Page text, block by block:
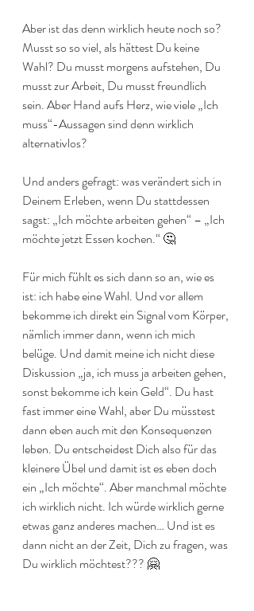
Aber ist das denn wirklich heute noch so?
Musst so so viel, als hättest Du keine
Wahl? Du musst morgens aufstehen, Du
musst zur Arbeit, Du musst freundlich
sein. Aber Hand aufs Herz, wie viele „Ich
muss“-Aussagen sind denn wirklich
alternativlos?
Und anders gefragt: was verändert sich in
Deinem Erleben, wenn Du stattdessen
sagst: „Ich möchte arbeiten gehen“ – „Ich
möchte jetzt Essen kochen.“ 🤔
Für mich fühlt es sich dann so an, wie es
ist: ich habe eine Wahl. Und vor allem
bekomme ich direkt ein Signal vom Körper,
nämlich immer dann, wenn ich mich
belüge. Und damit meine ich nicht diese
Diskussion „ja, ich muss ja arbeiten gehen,
sonst bekomme ich kein Geld“. Du hast
fast immer eine Wahl, aber Du müsstest
dann eben auch mit den Konsequenzen
leben. Du entscheidest Dich also für das
kleinere Übel und damit ist es eben doch
ein „Ich möchte“. Aber manchmal möchte
ich wirklich nicht. Ich würde wirklich gerne
etwas ganz anderes machen… Und ist es
dann nicht an der Zeit, Dich zu fragen, was
Du wirklich möchtest??? 🤗